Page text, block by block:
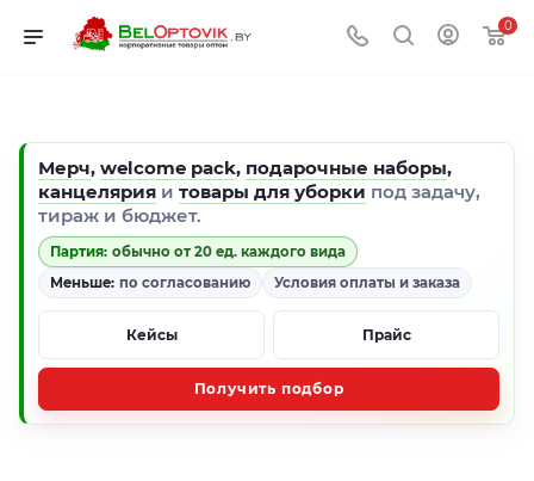
0
Мерч, welcome pack, подарочные наборы,
канцелярия и товары для уборки под задачу,
тираж и бюджет.
Партия: обычно от 20 ед. каждого вида
Меньше: по согласованию Условия оплаты и заказа
Кейсы Прайс
Получить подбор